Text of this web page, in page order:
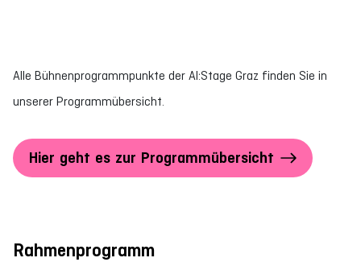
Alle Bühnenprogrammpunkte der AI:Stage Graz finden Sie in
unserer Programmübersicht.
Hier geht es zur Programmübersicht
Rahmenprogramm